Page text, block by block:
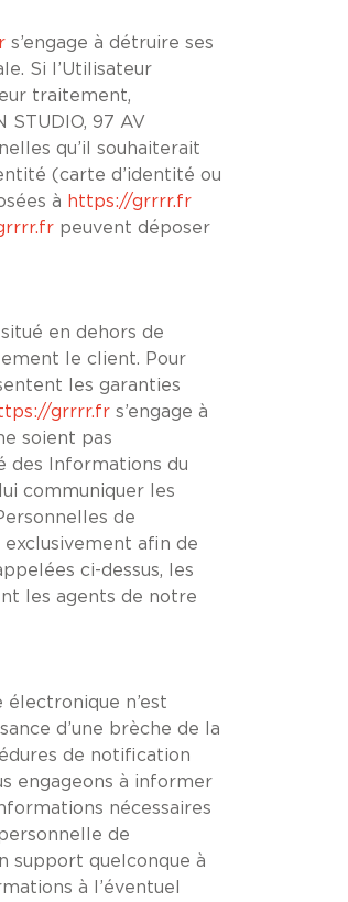
s’engage à détruire ses
Si l’Utilisateur
traitement,
STUDIO, 97 AV
qu’il souhaiterait
(carte d’identité ou
à https://grrrr.fr
peuvent déposer
en dehors de
le client. Pour
les garanties
grrrr.fr s’engage à
soient pas
des Informations du
communiquer les
de
afin de
ci-dessus, les
les agents de notre
n’est
d’une brèche de la
de notification
engageons à informer
nécessaires
de
support quelconque à
à l’éventuel